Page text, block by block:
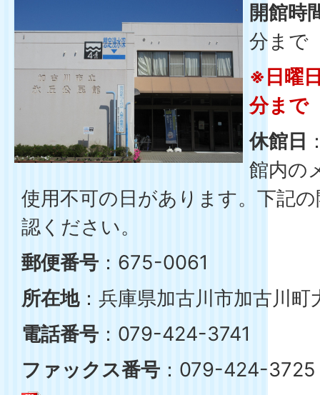
開館時
分まで
※日曜
分まで
休館日
館内の
使用不可の日があります。下記
認ください。
郵便番号 ：675-0061
所在地：兵庫県加古川市加古川町
電話番号 ：079-424-3741
ファックス番号 ：079-424-3725